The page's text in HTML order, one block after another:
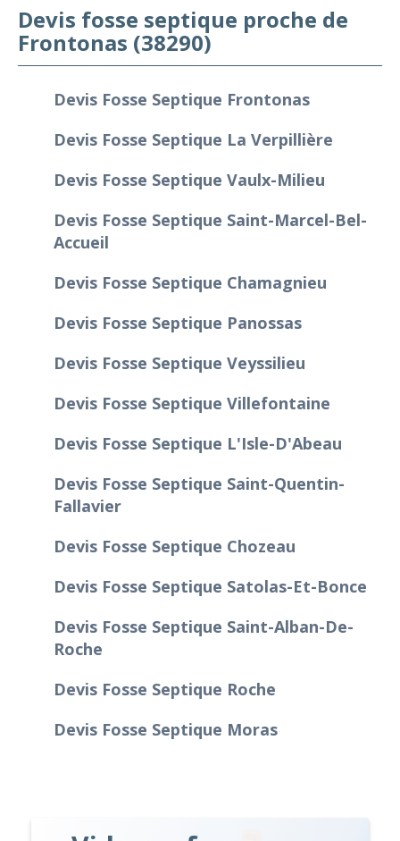
Devis fosse septique proche de
Frontonas (38290)
Devis Fosse Septique Frontonas
Devis Fosse Septique La Verpillière
Devis Fosse Septique Vaulx-Milieu
Devis Fosse Septique Saint-Marcel-Bel-
Accueil
Devis Fosse Septique Chamagnieu
Devis Fosse Septique Panossas
Devis Fosse Septique Veyssilieu
Devis Fosse Septique Villefontaine
Devis Fosse Septique L'Isle-D'Abeau
Devis Fosse Septique Saint-Quentin-
Fallavier
Devis Fosse Septique Chozeau
Devis Fosse Septique Satolas-Et-Bonce
Devis Fosse Septique Saint-Alban-De-
Roche
Devis Fosse Septique Roche
Devis Fosse Septique Moras